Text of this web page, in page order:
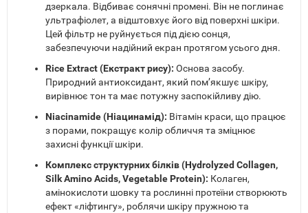
дзеркала. Відбиває сонячні промені. Він не поглинає
ультрафіолет, а відштовхує його від поверхні шкіри.
Цей фільтр не руйнується під дією сонця,
забезпечуючи надійний екран протягом усього дня.
Rice Extract (Екстракт рису): Основа засобу.
Природний антиоксидант, який пом’якшує шкіру,
вирівнює тон та має потужну заспокійливу дію.
Niacinamide (Ніацинамід): Вітамін краси, що працює
з порами, покращує колір обличчя та зміцнює
захисні функції шкіри.
Комплекс структурних білків (Hydrolyzed Collagen,
Silk Amino Acids, Vegetable Protein): Колаген,
амінокислоти шовку та рослинні протеїни створюють
ефект «ліфтингу», роблячи шкіру пружною та